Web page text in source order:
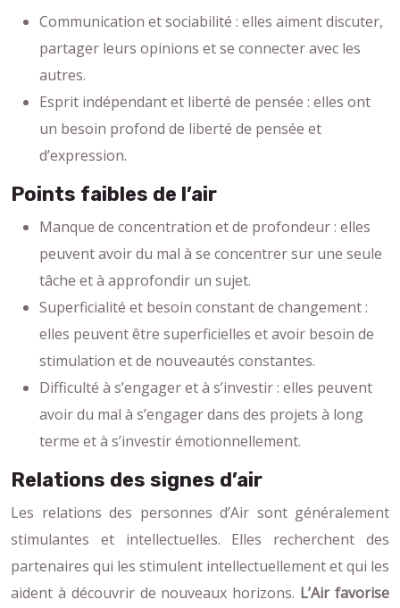
Communication et sociabilité : elles aiment discuter,
partager leurs opinions et se connecter avec les
autres.
Esprit indépendant et liberté de pensée : elles ont
un besoin profond de liberté de pensée et
d’expression.
Points faibles de l’air
Manque de concentration et de profondeur : elles
peuvent avoir du mal à se concentrer sur une seule
tâche et à approfondir un sujet.
Superficialité et besoin constant de changement :
elles peuvent être superficielles et avoir besoin de
stimulation et de nouveautés constantes.
Difficulté à s’engager et à s’investir : elles peuvent
avoir du mal à s’engager dans des projets à long
terme et à s’investir émotionnellement.
Relations des signes d’air
Les relations des personnes d’Air sont généralement
stimulantes et intellectuelles. Elles recherchent des
partenaires qui les stimulent intellectuellement et qui les
aident à découvrir de nouveaux horizons. L’Air favorise